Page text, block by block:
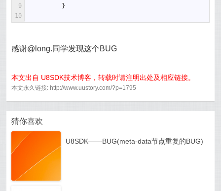
9
10
}
感谢@long.同学发现这个BUG
本文出自 U8SDK技术博客，转载时请注明出处及相应链接。
本文永久链接: http://www.uustory.com/?p=1795
猜你喜欢
U8SDK——BUG(meta-data节点重复的BUG)